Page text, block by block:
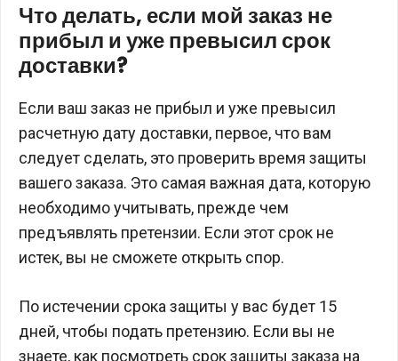
Что делать, если мой заказ не
прибыл и уже превысил срок
доставки?
Если ваш заказ не прибыл и уже превысил
расчетную дату доставки, первое, что вам
следует сделать, это проверить время защиты
вашего заказа. Это самая важная дата, которую
необходимо учитывать, прежде чем
предъявлять претензии. Если этот срок не
истек, вы не сможете открыть спор.
По истечении срока защиты у вас будет 15
дней, чтобы подать претензию. Если вы не
знаете, как посмотреть срок защиты заказа на